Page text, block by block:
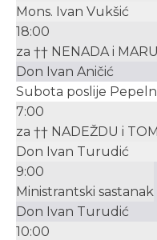
Mons. Ivan Vukšić
18:00
za †† NENADA i
Don Ivan Aničić
Subota poslije
7:00
za †† NADEŽDU i
Don Ivan Turudić
9:00
Ministrantski sastanak
Don Ivan Turudić
10:00